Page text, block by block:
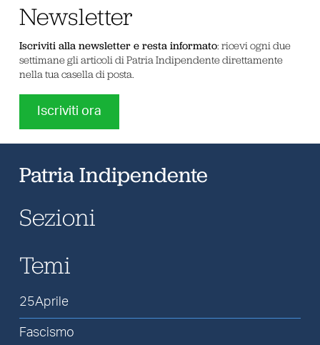
Newsletter
Iscriviti alla newsletter e resta informato: ricevi ogni due
settimane gli articoli di Patria Indipendente direttamente
nella tua casella di posta.
Iscriviti ora
Patria Indipendente
Sezioni
Temi
25Aprile
Fascismo